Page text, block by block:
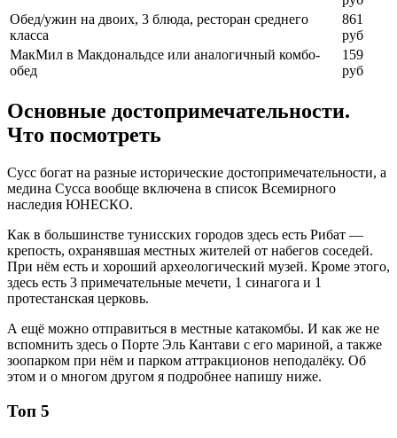
Обед/ужин на двоих, 3 блюда, ресторан среднего
класса
861
руб
МакМил в Макдональдсе или аналогичный комбо-
обед
159
руб
Основные достопримечательности.
Что посмотреть
Сусс богат на разные исторические достопримечательности, а
медина Сусса вообще включена в список Всемирного
наследия ЮНЕСКО.
Как в большинстве тунисских городов здесь есть Рибат —
крепость, охранявшая местных жителей от набегов соседей.
При нём есть и хороший археологический музей. Кроме этого,
здесь есть 3 примечательные мечети, 1 синагога и 1
протестанская церковь.
А ещё можно отправиться в местные катакомбы. И как же не
вспомнить здесь о Порте Эль Кантави с его мариной, а также
зоопарком при нём и парком аттракционов неподалёку. Об
этом и о многом другом я подробнее напишу ниже.
Топ 5